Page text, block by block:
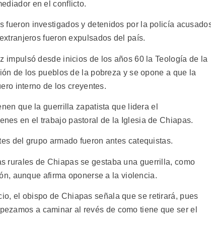
en el conflicto.
fueron investigados y detenidos por la policía
fueron expulsados del país.
impulsó desde inicios de los años 60 la Teología de la
de los pueblos de la pobreza y se opone a que la
interno de los creyentes.
que la guerrilla zapatista que lidera el
en el trabajo pastoral de la Iglesia de Chiapas.
del grupo armado fueron antes catequistas.
rurales de Chiapas se gestaba una guerrilla, como
aunque afirma oponerse a la violencia.
el obispo de Chiapas señala que se retirará, pues
a caminar al revés de como tiene que ser el